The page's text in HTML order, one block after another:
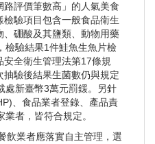
路評價筆數高」的人氣美食
驗項目包含一般食品衛生
硼酸及其鹽類、動物用藥
檢驗結果1件鮭魚生魚片檢
全衛生管理法第17條規
驗後結果生菌數仍與規定
處新臺幣3萬元罰鍰。另針
、食品業者登錄、產品責
者，皆符合規定。
業者應落實自主管理，選